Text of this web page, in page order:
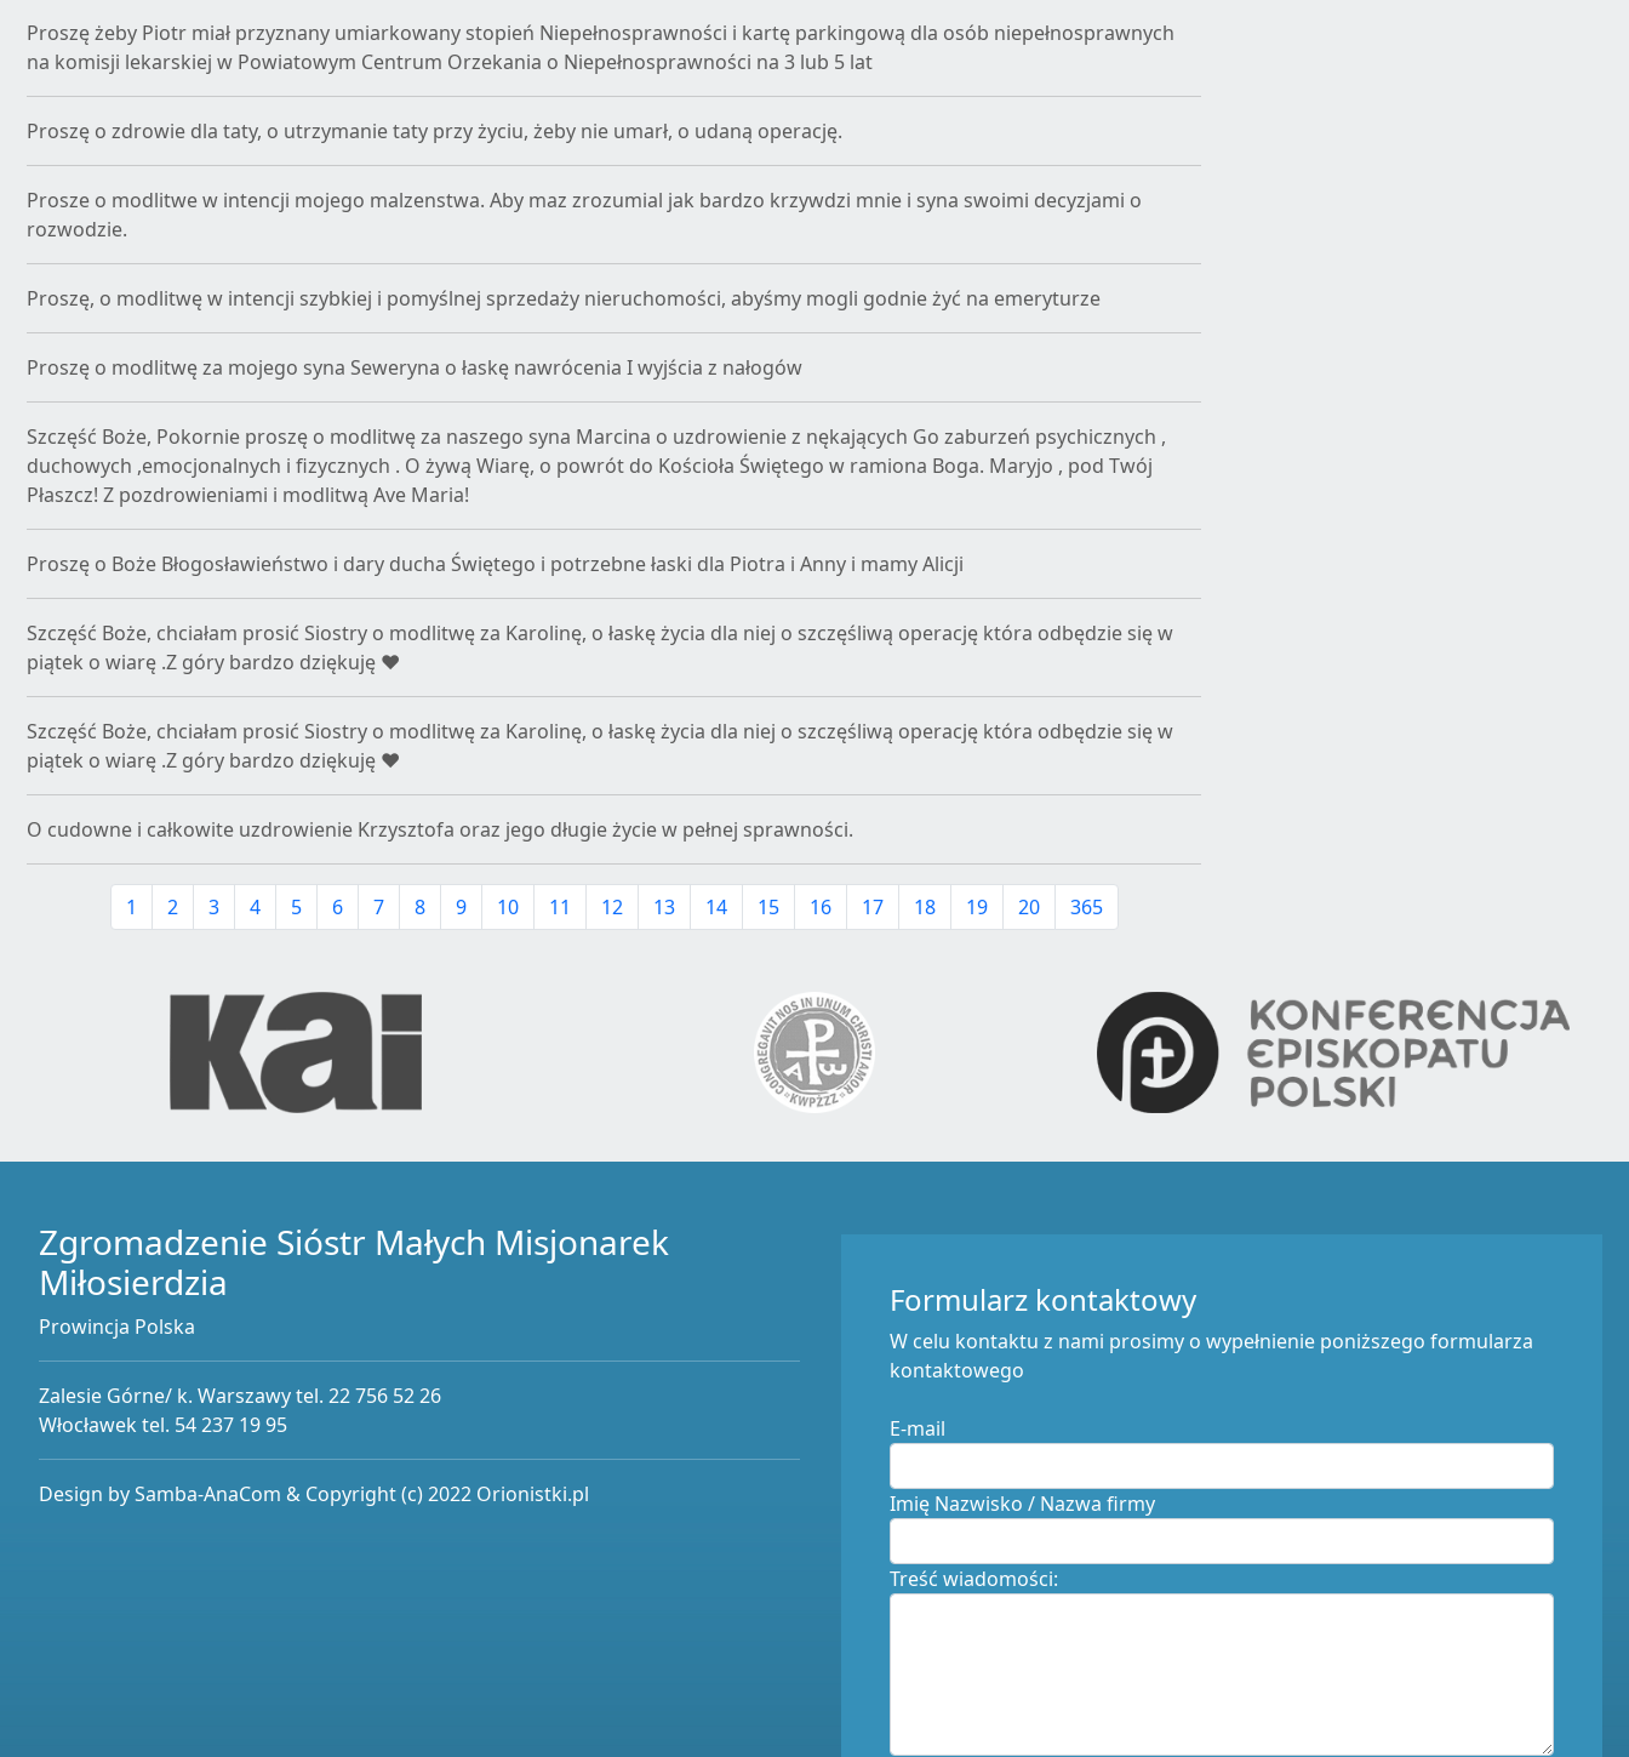
Proszę żeby Piotr miał przyznany umiarkowany stopień Niepełnosprawności i kartę parkingową dla osób niepełnosprawnych
na komisji lekarskiej w Powiatowym Centrum Orzekania o Niepełnosprawności na 3 lub 5 lat
Proszę o zdrowie dla taty, o utrzymanie taty przy życiu, żeby nie umarł, o udaną operację.
Prosze o modlitwe w intencji mojego malzenstwa. Aby maz zrozumial jak bardzo krzywdzi mnie i syna swoimi decyzjami o
rozwodzie.
Proszę, o modlitwę w intencji szybkiej i pomyślnej sprzedaży nieruchomości, abyśmy mogli godnie żyć na emeryturze
Proszę o modlitwę za mojego syna Seweryna o łaskę nawrócenia I wyjścia z nałogów
Szczęść Boże, Pokornie proszę o modlitwę za naszego syna Marcina o uzdrowienie z nękających Go zaburzeń psychicznych ,
duchowych ,emocjonalnych i fizycznych . O żywą Wiarę, o powrót do Kościoła Świętego w ramiona Boga. Maryjo , pod Twój
Płaszcz! Z pozdrowieniami i modlitwą Ave Maria!
Proszę o Boże Błogosławieństwo i dary ducha Świętego i potrzebne łaski dla Piotra i Anny i mamy Alicji
Szczęść Boże, chciałam prosić Siostry o modlitwę za Karolinę, o łaskę życia dla niej o szczęśliwą operację która odbędzie się w
piątek o wiarę .Z góry bardzo dziękuję ❤️
Szczęść Boże, chciałam prosić Siostry o modlitwę za Karolinę, o łaskę życia dla niej o szczęśliwą operację która odbędzie się w
piątek o wiarę .Z góry bardzo dziękuję ❤️
O cudowne i całkowite uzdrowienie Krzysztofa oraz jego długie życie w pełnej sprawności.
1 2 3 4 5 6 7 8 9 10 11 12 13 14 15 16 17 18 19 20 365
Zgromadzenie Sióstr Małych Misjonarek
Miłosierdzia
Prowincja Polska
Zalesie Górne/ k. Warszawy tel. 22 756 52 26
Włocławek tel. 54 237 19 95
Design by Samba-AnaCom & Copyright (c) 2022 Orionistki.pl
Formularz kontaktowy
W celu kontaktu z nami prosimy o wypełnienie poniższego formularza
kontaktowego
E-mail
Imię Nazwisko / Nazwa firmy
Treść wiadomości: